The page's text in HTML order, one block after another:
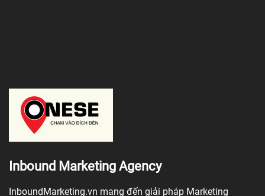
Inbound Marketing Agency
InboundMarketing.vn mang đến giải pháp Marketing